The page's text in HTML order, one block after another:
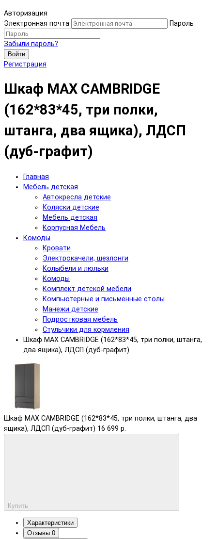
Авторизация
Электронная почта
Пароль
Забыли пароль?
Войти
Регистрация
Шкаф MAX CAMBRIDGE
(162*83*45, три полки,
штанга, два ящика), ЛДСП
(дуб-графит)
Главная
Мебель детская
Автокресла детские
Коляски детские
Мебель детская
Корпусная Мебель
Комоды
Кровати
Электрокачели, шезлонги
Колыбели и люльки
Комоды
Комплект детской мебели
Компьютерные и письменные столы
Манежи детские
Подростковая мебель
Стульчики для кормления
Шкаф MAX CAMBRIDGE (162*83*45, три полки, штанга,
два ящика), ЛДСП (дуб-графит)
Шкаф MAX CAMBRIDGE (162*83*45, три полки, штанга, два
ящика), ЛДСП (дуб-графит) 16 699 р.
Купить
Характеристики
Отзывы 0